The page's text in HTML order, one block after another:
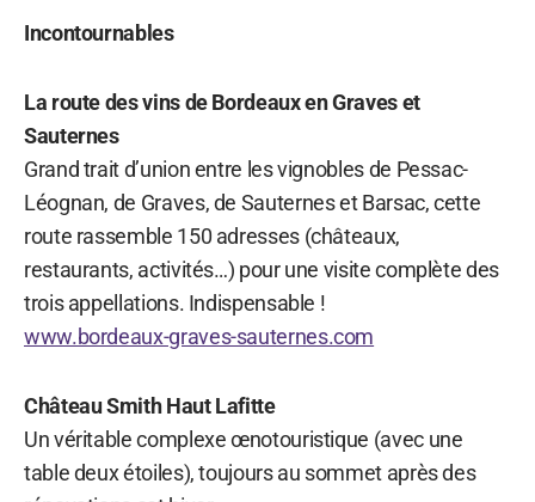
Incontournables
La route des vins de Bordeaux en Graves et
Sauternes
Grand trait d’union entre les vignobles de Pessac-
Léognan, de Graves, de Sauternes et Barsac, cette
route rassemble 150 adresses (châteaux,
restaurants, activités…) pour une visite complète des
trois appellations. Indispensable !
www.bordeaux-graves-sauternes.com
Château Smith Haut Lafitte
Un véritable complexe œnotouristique (avec une
table deux étoiles), toujours au sommet après des